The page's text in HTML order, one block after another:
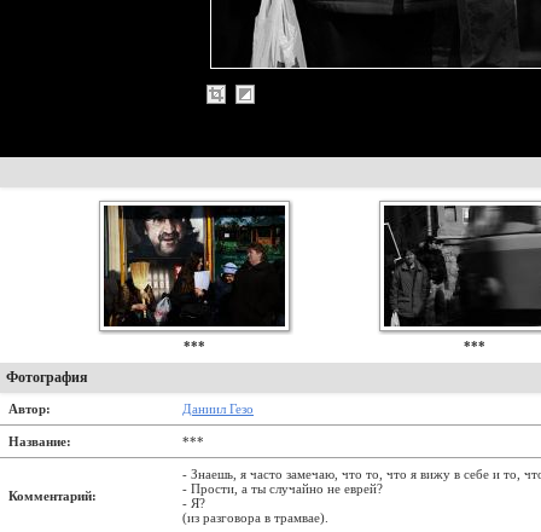
*** ***
Фотография
Автор: Даниил Гезо
Название: ***
Комментарий:
- Знаешь, я часто замечаю, что то, что я вижу в себе и то,
- Прости, а ты случайно не еврей?
- Я?
(из разговора в трамвае).